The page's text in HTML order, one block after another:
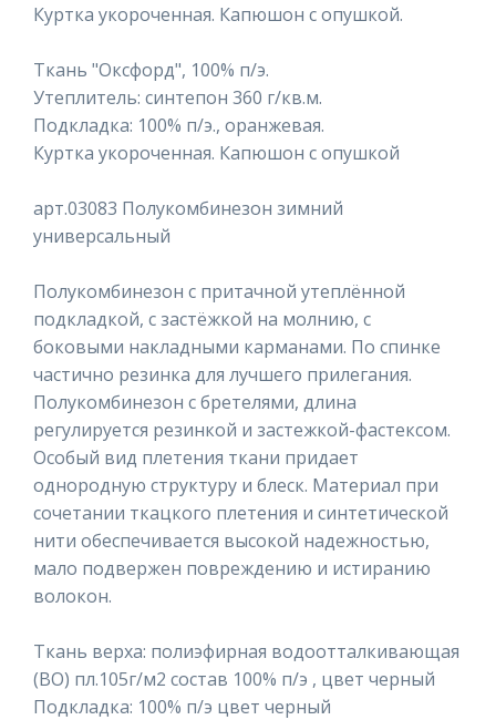
Куртка укороченная. Капюшон с опушкой.
Ткань "Оксфорд", 100% п/э.
Утеплитель: синтепон 360 г/кв.м.
Подкладка: 100% п/э., оранжевая.
Куртка укороченная. Капюшон с опушкой
арт.03083 Полукомбинезон зимний
универсальный
Полукомбинезон с притачной утеплённой
подкладкой, с застёжкой на молнию, с
боковыми накладными карманами. По спинке
частично резинка для лучшего прилегания.
Полукомбинезон с бретелями, длина
регулируется резинкой и застежкой-фастексом.
Особый вид плетения ткани придает
однородную структуру и блеск. Материал при
сочетании ткацкого плетения и синтетической
нити обеспечивается высокой надежностью,
мало подвержен повреждению и истиранию
волокон.
Ткань верха: полиэфирная водоотталкивающая
(ВО) пл.105г/м2 состав 100% п/э , цвет черный
Подкладка: 100% п/э цвет черный